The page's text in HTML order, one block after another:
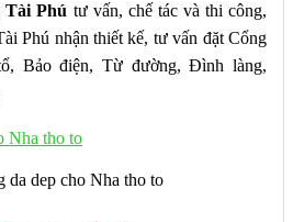
Tài Phú tư vấn, chế tác và thi công,
Phú nhận thiết kế, tư vấn đặt Cổng
Bảo điện, Từ đường, Đình làng,
da dep cho Nha tho to